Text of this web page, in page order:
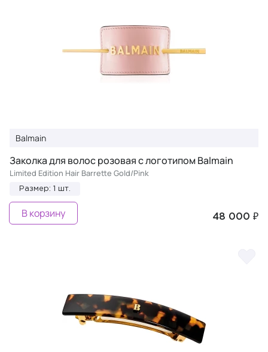
Balmain
Заколка для волос розовая с логотипом Balmain
Limited Edition Hair Barrette Gold/Pink
Размер: 1 шт.
48 000 ₽
В корзину